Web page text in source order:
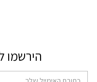
הירשמו
דוא׳׳ל